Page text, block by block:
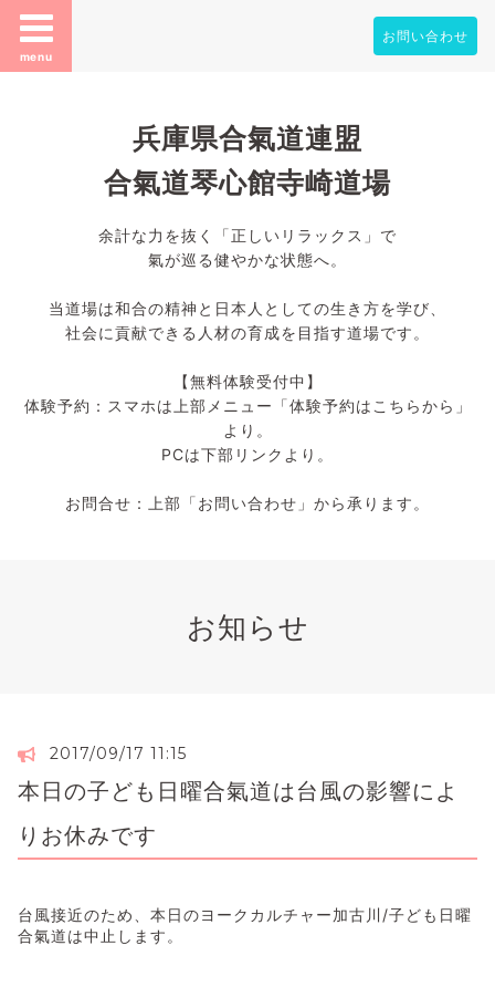
menu
お問い合わせ
兵庫県合氣道連盟
合氣道琴心館寺崎道場
余計な力を抜く「正しいリラックス」で
氣が巡る健やかな状態へ。
当道場は和合の精神と日本人としての生き方を学び、
社会に貢献できる人材の育成を目指す道場です。
【無料体験受付中】
体験予約：スマホは上部メニュー「体験予約はこちらから」
より。
PCは下部リンクより。
お問合せ：上部「お問い合わせ」から承ります。
お知らせ
2017/09/17 11:15
本日の子ども日曜合氣道は台風の影響によ
りお休みです
台風接近のため、本日のヨークカルチャー加古川/子ども日曜
合氣道は中止します。